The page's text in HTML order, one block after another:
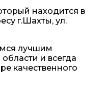
находится в
г.Шахты, ул.
лучшим
и всегда
качественного